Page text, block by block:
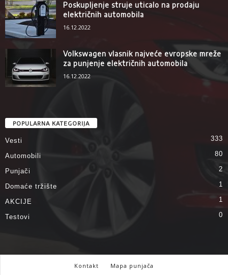
Poskupljenje struje uticalo na prodaju
električnih automobila
16.12.2022
Volkswagen vlasnik najveće evropske mreže
za punjenje električnih automobila
16.12.2022
POPULARNA KATEGORIJA
Vesti 333
Automobili 80
Punjači 2
Domaće tržište 1
AKCIJE 1
Testovi 0
Kontakt Mapa punjača